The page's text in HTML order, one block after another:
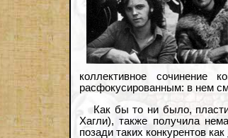
коллективное сочинение
расфокусированным: в нем
Как бы то ни было,
Хагли), также получила
позади таких конкурентов как